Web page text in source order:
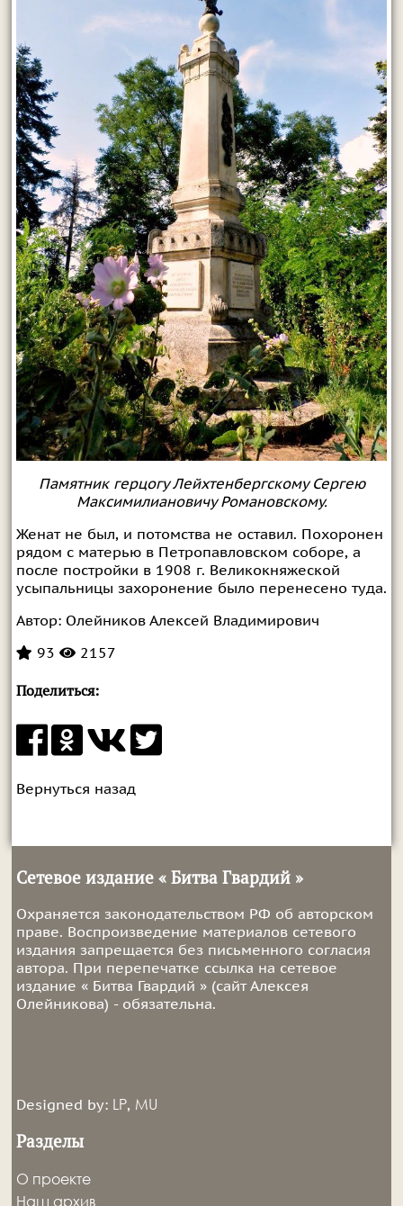
Памятник герцогу Лейхтенбергскому Сергею
Максимилиановичу Романовскому.
Женат не был, и потомства не оставил. Похоронен
рядом с матерью в Петропавловском соборе, а
после постройки в 1908 г. Великокняжеской
усыпальницы захоронение было перенесено туда.
Автор:Олейников Алексей Владимирович
93
2157
Поделиться:
Вернуться назад
Сетевое издание « Битва Гвардий »
Охраняется законодательством РФ об авторском
праве. Воспроизведение материалов сетевого
издания запрещается без письменного согласия
автора. При перепечатке ссылка на сетевое
издание « Битва Гвардий » (сайт Алексея
Олейникова) - обязательна.
Designed by: LP, MU
Разделы
О проекте
Наш архив